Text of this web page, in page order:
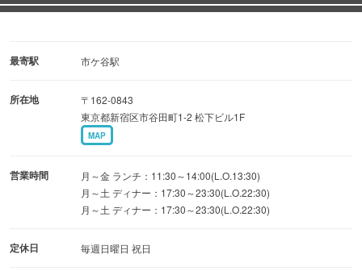
お手頃価格！】
■充実のコースラインナップ
味酒菜8品2,700円コースなど3つのコースをご用意。プラ
ス1,300円で飲み放題に！
◇10月のぐるなび限定特典！2時間8品美味酒菜コース飲み
放題付4,000円をご予約で、2時間から3時間に延長サービ
最寄駅 市ケ谷駅
所在地
〒162-0843
東京都新宿区市谷田町1-2 松下ビル1F
MAP
営業時間
月～金 ランチ：11:30～14:00(L.O.13:30)
月～土 ディナー：17:30～23:30(L.O.22:30)
月～土 ディナー：17:30～23:30(L.O.22:30)
定休日 毎週日曜日 祝日